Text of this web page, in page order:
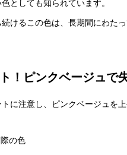
としても知られています。
けるこの色は、長期間にわた
！ピンクベージュで
に注意し、ピンクベージュを
の色